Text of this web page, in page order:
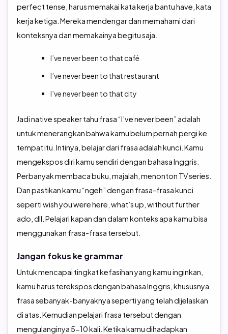
perfect tense, harus memakai kata kerja bantu have, kata
kerja ketiga. Mereka mendengar dan memahami dari
konteksnya dan memakainya begitu saja.
I’ve never been to that café
I’ve never been to that restaurant
I’ve never been to that city
Jadi native speaker tahu frasa “I’ve never been” adalah
untuk menerangkan bahwa kamu belum pernah pergi ke
tempat itu. Intinya, belajar dari frasa adalah kunci. Kamu
mengekspos diri kamu sendiri dengan bahasa Inggris.
Perbanyak membaca buku, majalah, menonton TV series.
Dan pastikan kamu “ngeh” dengan frasa-frasa kunci
seperti wish you were here, what’s up, without further
ado, dll. Pelajari kapan dan dalam konteks apa kamu bisa
menggunakan frasa-frasa tersebut.
Jangan fokus ke grammar
Untuk mencapai tingkat kefasihan yang kamu inginkan,
kamu harus terekspos dengan bahasa Inggris, khususnya
frasa sebanyak-banyaknya seperti yang telah dijelaskan
di atas. Kemudian pelajari frasa tersebut dengan
mengulanginya 5-10 kali. Ketika kamu dihadapkan